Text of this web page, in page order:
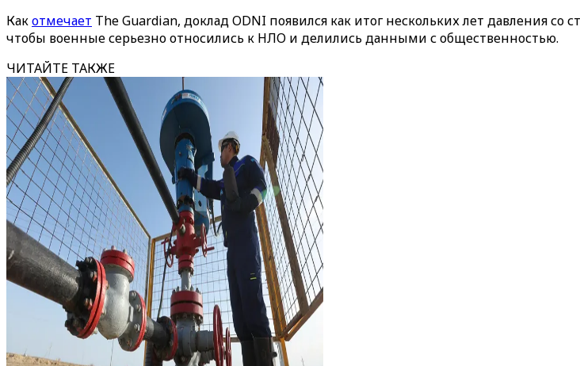
Какотмечает The Guardian, доклад ODNI появился как итог нескольких лет давления
чтобы военные серьезно относились к НЛО и делились данными с общественностью.
ЧИТАЙТЕ ТАКЖЕ